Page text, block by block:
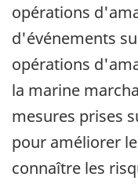
opérations
d'événements
opérations
la marine
mesures prises
pour améliorer
connaître les